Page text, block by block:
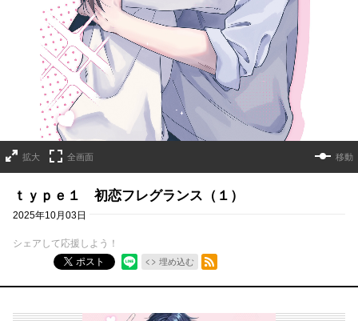
拡大 全画面 移動
ｔｙｐｅ１ 初恋フレグランス（１）
2025年10月03日
シェアして応援しよう！
ポスト
埋め込む
RSSフィード